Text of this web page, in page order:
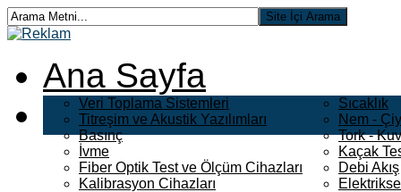
Ana Sayfa
Veri Toplama Sistemleri
Titreşim ve Akustik Yazılımları
Basınç
İvme
Fiber Optik Test ve Ölçüm Cihazları
Kalibrasyon Cihazları
Sıcaklık
Nem -
Tork -
Kaçak
Debi Akış